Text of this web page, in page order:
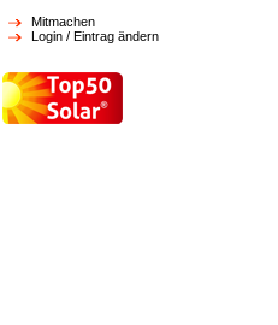
Mitmachen
Login / Eintrag ändern